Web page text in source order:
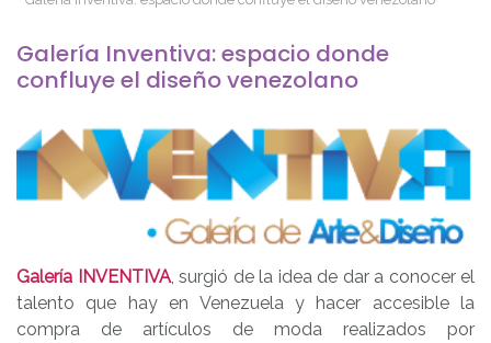
Galería Inventiva: espacio donde
confluye el diseño venezolano
Galería INVENTIVA, surgió de la idea de dar a conocer el
talento que hay en Venezuela y hacer accesible la
compra de artículos de moda realizados por